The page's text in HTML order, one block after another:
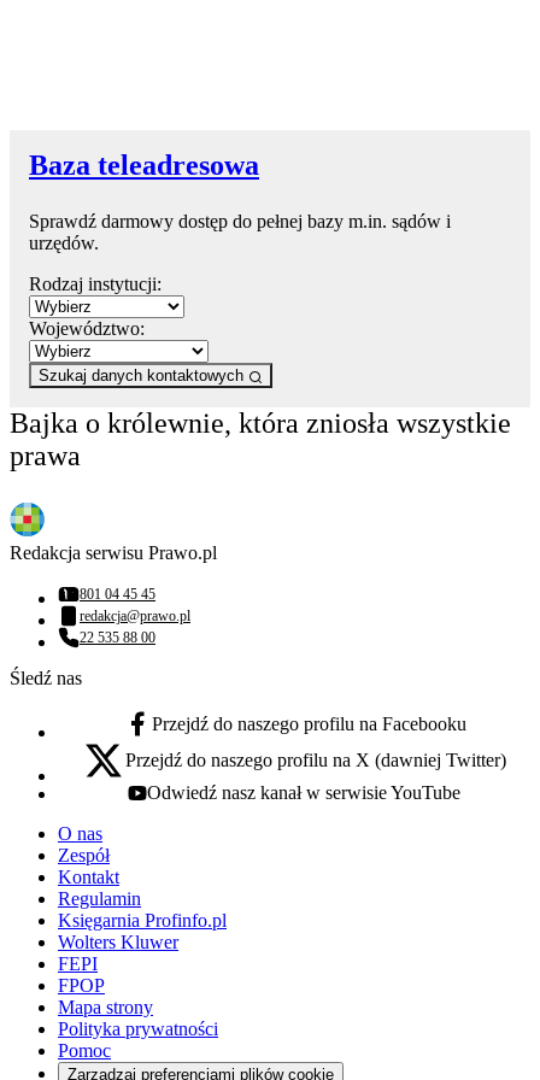
Baza teleadresowa
Sprawdź darmowy dostęp do pełnej bazy m.in. sądów i
urzędów.
Rodzaj instytucji:
Województwo:
Szukaj danych kontaktowych
Bajka o królewnie, która zniosła wszystkie
prawa
Redakcja serwisu Prawo.pl
Numer telefonu:
801 04 45 45
Adres email:
redakcja@prawo.pl
Numer telefonu:
22 535 88 00
Śledź nas
facebook - otwiera się w nowej karcie
Przejdź do naszego profilu na Facebooku
x - otwiera się w nowej karcie
Przejdź do naszego profilu na X (dawniej Twitter)
youtube - otwiera się w nowej karcie
Odwiedź nasz kanał w serwisie YouTube
O nas
Zespół
Kontakt
Regulamin
Księgarnia Profinfo.pl
Wolters Kluwer
FEPI
FPOP
Mapa strony
Polityka prywatności
Pomoc
Zarządzaj preferencjami plików cookie